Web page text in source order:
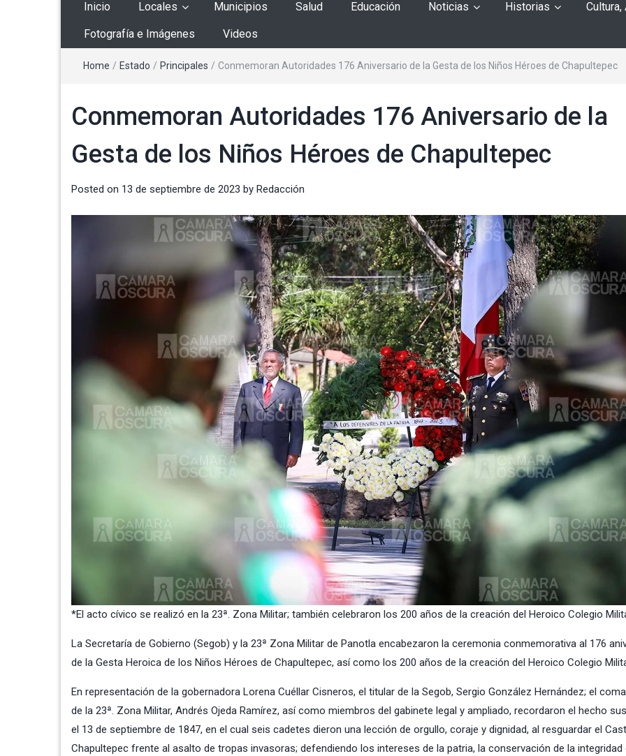
Inicio Locales Municipios Salud Educación Noticias Historias
Fotografía e Imágenes Videos
Home / Estado / Principales / Conmemoran Autoridades 176 Aniversario de la Gesta de los Niños Héroes de Chapultepec
Conmemoran Autoridades 176 Aniversario de la
Gesta de los Niños Héroes de Chapultepec
Posted on 13 de septiembre de 2023 by Redacción
*El acto cívico se realizó en la 23ª. Zona Militar; también celebraron los 200 años de la creación del Heroico Colegio
La Secretaría de Gobierno (Segob) y la 23ª Zona Militar de Panotla encabezaron la ceremonia conmemorativa al 176
de la Gesta Heroica de los Niños Héroes de Chapultepec, así como los 200 años de la creación del Heroico Colegio
En representación de la gobernadora Lorena Cuéllar Cisneros, el titular de la Segob, Sergio González Hernández; el
de la 23ª. Zona Militar, Andrés Ojeda Ramírez, así como miembros del gabinete legal y ampliado, recordaron el hecho
el 13 de septiembre de 1847, en el cual seis cadetes dieron una lección de orgullo, coraje y dignidad, al resguardar el
Chapultepec frente al asalto de tropas invasoras; defendiendo los intereses de la patria, la conservación de la integridad